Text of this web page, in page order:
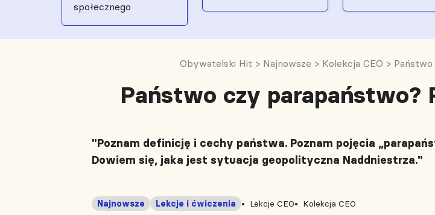
społecznego
Obywatelski Hit > Najnowsze > Kolekcja CEO >
Państwo czy parapaństwo?
"Poznam definicję i cechy państwa. Poznam pojęcia
Dowiem się, jaka jest sytuacja geopolityczna Naddniestrza."
Lekcje CEO
Najnowsze Lekcje i ćwiczenia Kolekcja CEO